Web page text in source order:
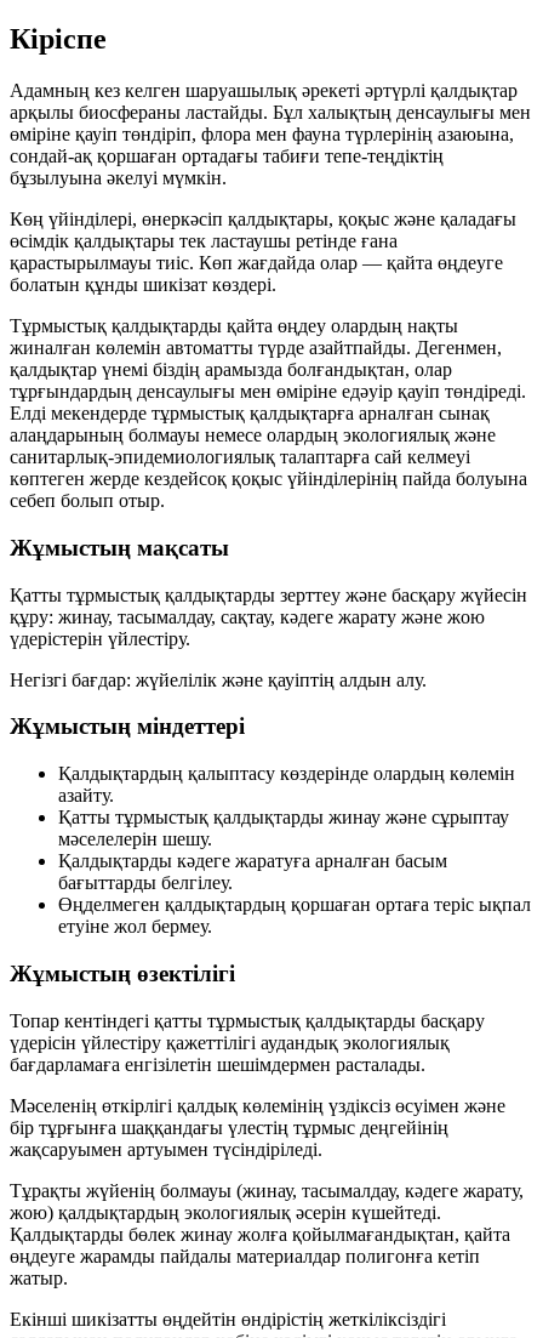
Кіріспе
Адамның кез келген шаруашылық әрекеті әртүрлі қалдықтар
арқылы биосфераны ластайды. Бұл халықтың денсаулығы мен
өміріне қауіп төндіріп, флора мен фауна түрлерінің азаюына,
сондай-ақ қоршаған ортадағы табиғи тепе-теңдіктің
бұзылуына әкелуі мүмкін.
Көң үйінділері, өнеркәсіп қалдықтары, қоқыс және қаладағы
өсімдік қалдықтары тек ластаушы ретінде ғана
қарастырылмауы тиіс. Көп жағдайда олар — қайта өңдеуге
болатын құнды шикізат көздері.
Тұрмыстық қалдықтарды қайта өңдеу олардың нақты
жиналған көлемін автоматты түрде азайтпайды. Дегенмен,
қалдықтар үнемі біздің арамызда болғандықтан, олар
тұрғындардың денсаулығы мен өміріне едәуір қауіп төндіреді.
Елді мекендерде тұрмыстық қалдықтарға арналған сынақ
алаңдарының болмауы немесе олардың экологиялық және
санитарлық-эпидемиологиялық талаптарға сай келмеуі
көптеген жерде кездейсоқ қоқыс үйінділерінің пайда болуына
себеп болып отыр.
Жұмыстың мақсаты
Қатты тұрмыстық қалдықтарды зерттеу және басқару жүйесін
құру: жинау, тасымалдау, сақтау, кәдеге жарату және жою
үдерістерін үйлестіру.
Негізгі бағдар: жүйелілік және қауіптің алдын алу.
Жұмыстың міндеттері
Қалдықтардың қалыптасу көздерінде олардың көлемін
азайту.
Қатты тұрмыстық қалдықтарды жинау және сұрыптау
мәселелерін шешу.
Қалдықтарды кәдеге жаратуға арналған басым
бағыттарды белгілеу.
Өңделмеген қалдықтардың қоршаған ортаға теріс ықпал
етуіне жол бермеу.
Жұмыстың өзектілігі
Топар кентіндегі қатты тұрмыстық қалдықтарды басқару
үдерісін үйлестіру қажеттілігі аудандық экологиялық
бағдарламаға енгізілетін шешімдермен расталады.
Мәселенің өткірлігі қалдық көлемінің үздіксіз өсуімен және
бір тұрғынға шаққандағы үлестің тұрмыс деңгейінің
жақсаруымен артуымен түсіндіріледі.
Тұрақты жүйенің болмауы (жинау, тасымалдау, кәдеге жарату,
жою) қалдықтардың экологиялық әсерін күшейтеді.
Қалдықтарды бөлек жинау жолға қойылмағандықтан, қайта
өңдеуге жарамды пайдалы материалдар полигонға кетіп
жатыр.
Екінші шикізатты өңдейтін өндірістің жеткіліксіздігі